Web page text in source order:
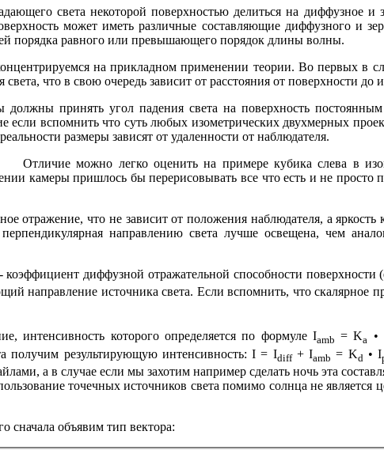
света некоторой поверхностью делиться на диффузное и
может иметь различные составляющие диффузного и
порядка равного или превышающего порядок длины волны.
на прикладном применении теории. Во первых в
что в свою очередь зависит от расстояния от поверхности до
должны принять угол падения света на поверхность
вспомнить что суть любых изометрических двухмерных
размеры зависят от удаленности от наблюдателя.
Отличие можно легко оценить на примере кубика слева в
камеры пришлось бы перерисовывать все что есть и не просто
отражение, что не зависит от положения наблюдателя, а
направлению света лучше освещена, чем
- коэффициент диффузной отражательной способности поверхности
направление источника света. Если вспомнить, что скалярное
интенсивность которого определяется по формуле Iamb = Ka •
получим результирующую интенсивность: I = Idiff+ Iamb = Kd • I
а в случае если мы захотим например сделать ночь эта
точечных источников света помимо солнца не
сначала объявим тип вектора: